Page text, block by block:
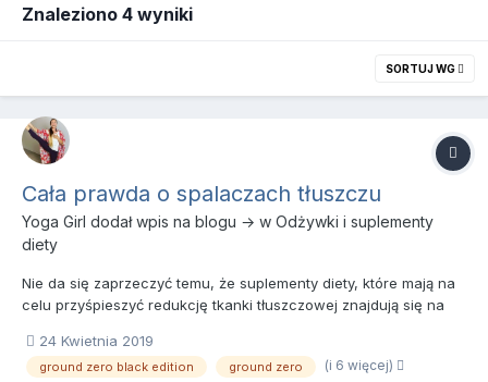
Znaleziono 4 wyniki
SORTUJ WG
Cała prawda o spalaczach tłuszczu
Yoga Girl dodał wpis na blogu → w Odżywki i suplementy
diety
Nie da się zaprzeczyć temu, że suplementy diety, które mają na
celu przyśpieszyć redukcję tkanki tłuszczowej znajdują się na
Obecnie reklamuje się szczupłą sylwetkę i dbanie o swoje ciało,
więc każdy chciałby mieć wysportowaną i szczupł...
24 Kwietnia 2019
ground zero black edition ground zero (i 6 więcej)